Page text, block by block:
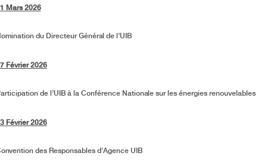
Mars 2026
du Directeur Général de l’UIB
Février 2026
de l’UIB à la Conférence Nationale sur les énergies renouvelables
Février 2026
des Responsables d’Agence UIB